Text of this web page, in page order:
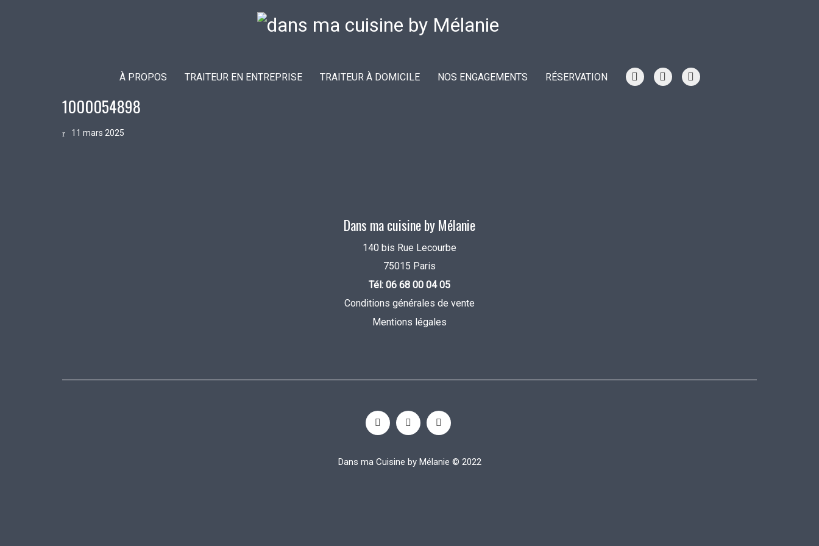
À PROPOS TRAITEUR EN ENTREPRISE TRAITEUR À DOMICILE NOS ENGAGEMENTS RÉSERVATION
1000054898
11 mars 2025
Dans ma cuisine by Mélanie
140 bis Rue Lecourbe
75015 Paris
Tél: 06 68 00 04 05
Conditions générales de vente
Mentions légales
Dans ma Cuisine by Mélanie © 2022